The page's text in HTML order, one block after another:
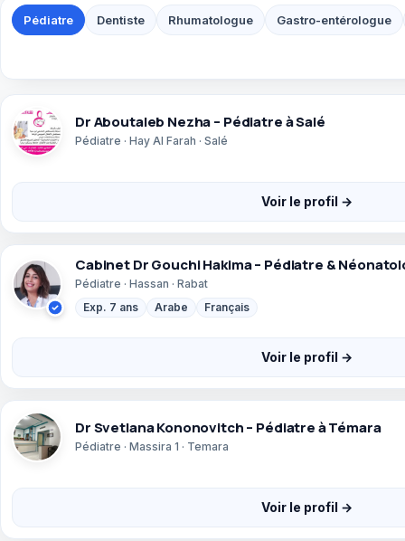
Pédiatre Dentiste Rhumatologue Gastro-entérologue
Dr Aboutaleb Nezha – Pédiatre à Salé
Pédiatre · Hay Al Farah · Salé
Voir le profil →
Cabinet Dr Gouchi Hakima – Pédiatre &
Pédiatre · Hassan · Rabat
Exp. 7 ans
Arabe Français
Voir le profil →
Dr Svetlana Kononovitch – Pédiatre à Témara
Pédiatre · Massira 1 · Temara
Voir le profil →